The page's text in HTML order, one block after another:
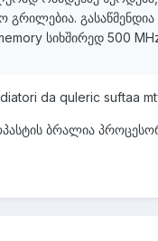
გრილებია.
სიხშირედ 500
da quleric suftaa
ბრალია